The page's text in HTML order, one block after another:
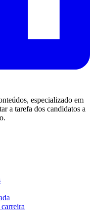
especializado em
a tarefa dos candidatos a